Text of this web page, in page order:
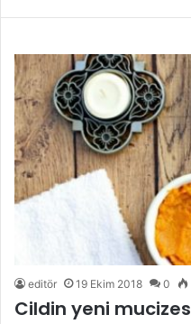
editör 19 Ekim 2018 0
Cildin yeni